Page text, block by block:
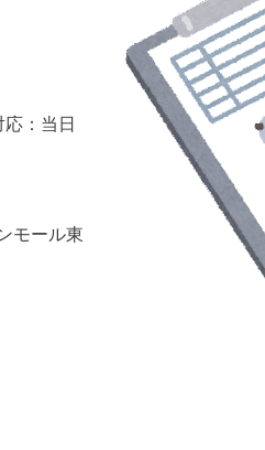
：当日
モール東